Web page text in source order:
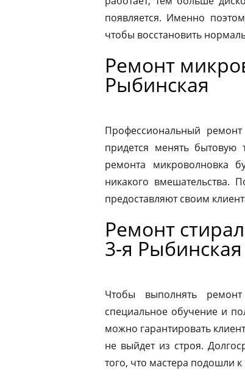
появляется. Именно
чтобы восстановить
Ремонт
Рыбинская
Профессиональный
придется менять бытовую
ремонта микроволновка
никакого вмешательства.
предоставляют своим
Ремонт
3-я Рыбинская
Чтобы выполнять
специальное обучение и
можно гарантировать
не выйдет из строя.
того, что мастера подошли к